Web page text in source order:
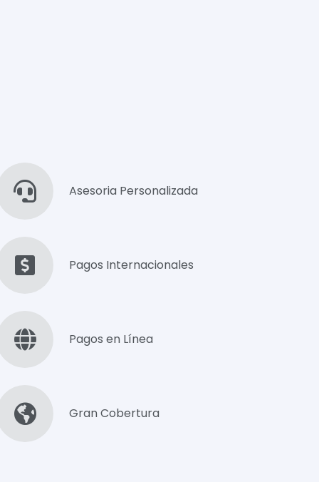
Asesoria Personalizada
Pagos Internacionales
Pagos en Línea
Gran Cobertura